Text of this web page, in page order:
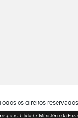
os direitos